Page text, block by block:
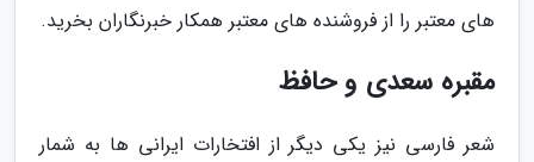
های معتبر را از فروشنده های معتبر همکار خبرنگاران بخرید.
مقبره سعدی و حافظ
شعر فارسی نیز یکی دیگر از افتخارات ایرانی ها به شمار